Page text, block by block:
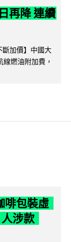
再降 連續
斷加價】中國大
燃油附加費，
啡包裝虛
涉款